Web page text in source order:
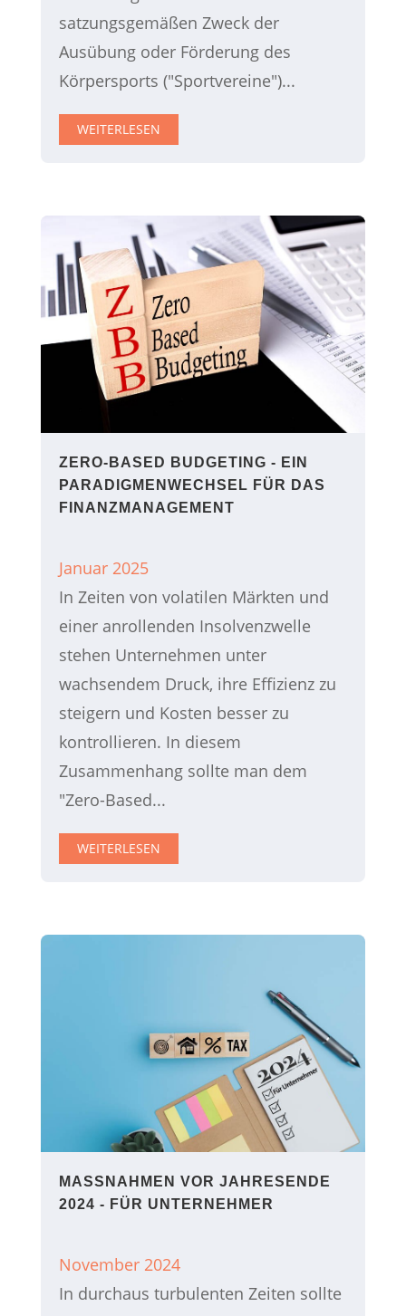
satzungsgemäßen Zweck der
Ausübung oder Förderung des
Körpersports ("Sportvereine")...
WEITERLESEN
ZERO-BASED BUDGETING - EIN
PARADIGMENWECHSEL FÜR DAS
FINANZMANAGEMENT
Januar 2025
In Zeiten von volatilen Märkten und
einer anrollenden Insolvenzwelle
stehen Unternehmen unter
wachsendem Druck, ihre Effizienz zu
steigern und Kosten besser zu
kontrollieren. In diesem
Zusammenhang sollte man dem
"Zero-Based...
WEITERLESEN
MASSNAHMEN VOR JAHRESENDE 2
024 - FÜR UNTERNEHMER
November 2024
In durchaus turbulenten Zeiten sollte